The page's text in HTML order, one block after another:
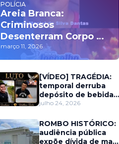
POLÍCIA
Areia Branca:
Criminosos
Desenterram Corpo de
Homem e Ateiam
Fogo em Cemitério
março 11, 2026
[VÍDEO] TRAGÉDIA:
temporal derruba
depósito de bebidas
e mata dois homens
julho 24, 2026
ROMBO HISTÓRICO:
audiência pública
expõe dívida de mais